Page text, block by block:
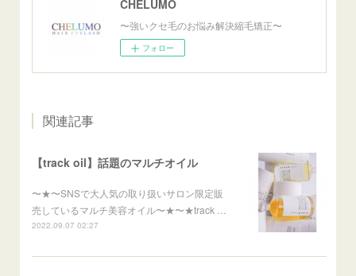
CHELUMO
〜強いクセ毛のお悩み解決縮毛矯正〜
フォロー
関連記事
【track oil】話題のマルチオイル
〜★〜SNSで大人気の取り扱いサロン限定販
売しているマルチ美容オイル〜★〜★track …
2022.09.07 02:27